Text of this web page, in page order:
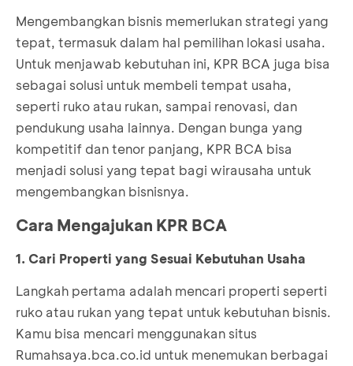
Mengembangkan bisnis memerlukan strategi yang
tepat, termasuk dalam hal pemilihan lokasi usaha.
Untuk menjawab kebutuhan ini, KPR BCA juga bisa
sebagai solusi untuk membeli tempat usaha,
seperti ruko atau rukan, sampai renovasi, dan
pendukung usaha lainnya. Dengan bunga yang
kompetitif dan tenor panjang, KPR BCA bisa
menjadi solusi yang tepat bagi wirausaha untuk
mengembangkan bisnisnya.
Cara Mengajukan KPR BCA
1. Cari Properti yang Sesuai Kebutuhan Usaha
Langkah pertama adalah mencari properti seperti
ruko atau rukan yang tepat untuk kebutuhan bisnis.
Kamu bisa mencari menggunakan situs
Rumahsaya.bca.co.id untuk menemukan berbagai